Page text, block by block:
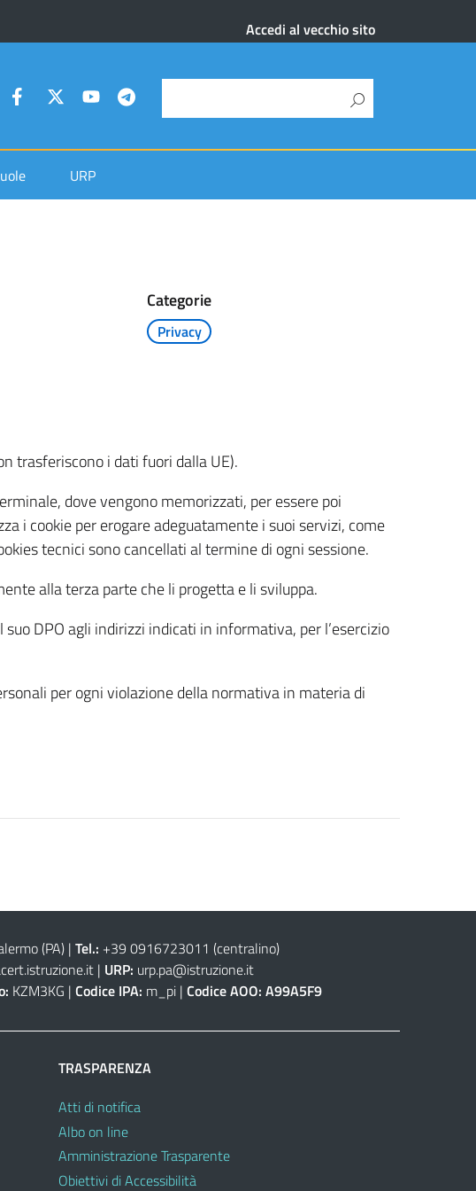
Accedi al vecchio sito
URP
Categorie
Privacy
trasferiscono i dati fuori dalla UE).
dove vengono memorizzati, per essere poi
i cookie per erogare adeguatamente i suoi servizi, come
tecnici sono cancellati al termine di ogni sessione.
alla terza parte che li progetta e li sviluppa.
DPO agli indirizzi indicati in informativa, per l’esercizio
per ogni violazione della normativa in materia di
(PA)| Tel.: +39 0916723011 (centralino)
| URP: urp.pa@istruzione.it
KZM3KG | Codice IPA: m_pi | Codice AOO: A99A5F9
TRASPARENZA
Atti di notifica
Albo on line
Amministrazione Trasparente
Obiettivi di Accessibilità